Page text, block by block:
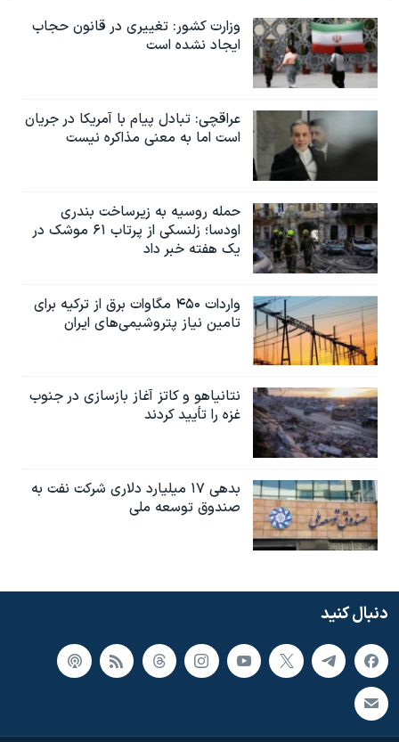
وزارت کشور: تغییری در قانون حجاب
ایجاد نشده است
عراقچی: تبادل پیام با آمریکا در جریان
است اما به معنی مذاکره نیست
حمله روسیه به زیرساخت بندری
اودسا؛ زلنسکی از پرتاب ۶۱ موشک در
یک هفته خبر داد
واردات ۴۵۰ مگاوات برق از ترکیه برای
تامین نیاز پتروشیمی‌های ایران
نتانیاهو و کاتز آغاز بازسازی در جنوب
غزه را تأیید کردند
بدهی ۱۷ میلیارد دلاری شرکت نفت به
صندوق توسعه ملی
دنبال کنید